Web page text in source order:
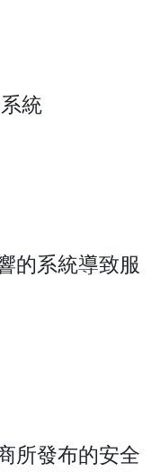
統
的系統導致服
所發布的安全